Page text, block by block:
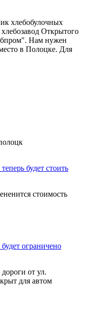
хлебобулочных
Открытого
Нам нужен
в Полоцке. Для
будет стоить
стоимость
ограничено
от ул.
для автом